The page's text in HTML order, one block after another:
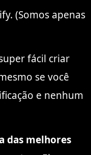
(Somos apenas
fácil criar
se você
e nenhum
das melhores